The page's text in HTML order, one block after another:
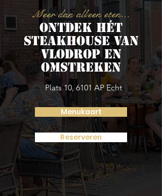
Meer dan alleen eten...
Ontdek hét
steakhouse van
Vlodrop en
omstreken
Plats 10, 6101 AP Echt
Menukaart
Reserveren